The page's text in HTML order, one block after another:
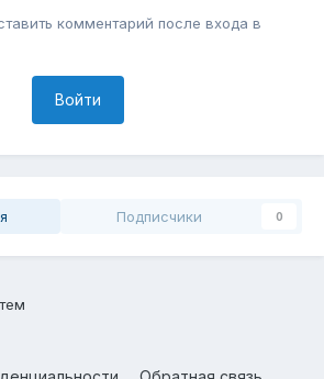
комментарий после входа в
Войти
Подписчики 0